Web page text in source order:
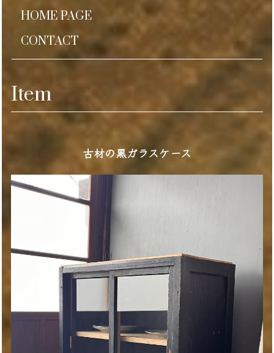
HOME PAGE
CONTACT
Item
古材の黒ガラスケース